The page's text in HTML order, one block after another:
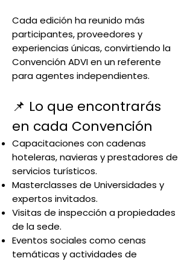
Cada edición ha reunido más
participantes, proveedores y
experiencias únicas, convirtiendo la
Convención ADVI en un referente
para agentes independientes.
📌 Lo que encontrarás
en cada Convención
Capacitaciones con cadenas
hoteleras, navieras y prestadores de
servicios turísticos.
Masterclasses de Universidades y
expertos invitados.
Visitas de inspección a propiedades
de la sede.
Eventos sociales como cenas
temáticas y actividades de